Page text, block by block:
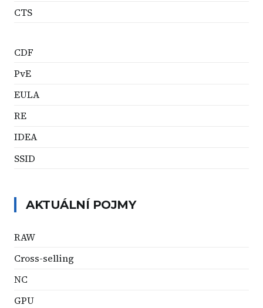
CTS
CDF
PvE
EULA
RE
IDEA
SSID
AKTUÁLNÍ POJMY
RAW
Cross-selling
NC
GPU